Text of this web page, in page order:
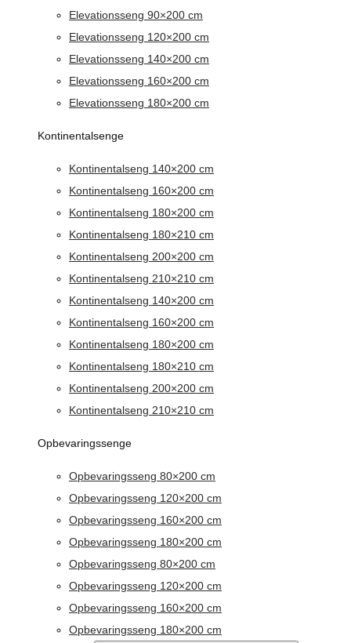
Elevationsseng 90×200 cm
Elevationsseng 120×200 cm
Elevationsseng 140×200 cm
Elevationsseng 160×200 cm
Elevationsseng 180×200 cm
Kontinentalsenge
Kontinentalseng 140×200 cm
Kontinentalseng 160×200 cm
Kontinentalseng 180×200 cm
Kontinentalseng 180×210 cm
Kontinentalseng 200×200 cm
Kontinentalseng 210×210 cm
Kontinentalseng 140×200 cm
Kontinentalseng 160×200 cm
Kontinentalseng 180×200 cm
Kontinentalseng 180×210 cm
Kontinentalseng 200×200 cm
Kontinentalseng 210×210 cm
Opbevaringssenge
Opbevaringsseng 80×200 cm
Opbevaringsseng 120×200 cm
Opbevaringsseng 160×200 cm
Opbevaringsseng 180×200 cm
Opbevaringsseng 80×200 cm
Opbevaringsseng 120×200 cm
Opbevaringsseng 160×200 cm
Opbevaringsseng 180×200 cm